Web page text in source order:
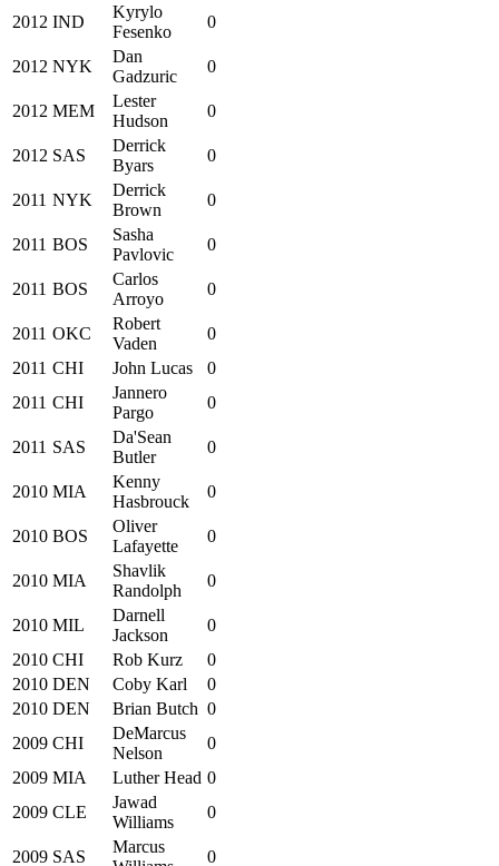
2012 IND
Kyrylo
Fesenko
0
2012 NYK
Dan
Gadzuric
0
2012 MEM
Lester
Hudson
0
2012 SAS
Derrick
Byars
0
2011 NYK
Derrick
Brown
0
2011 BOS
Sasha
Pavlovic
0
2011 BOS
Carlos
Arroyo
0
2011 OKC
Robert
Vaden
0
2011 CHI John Lucas
0
2011 CHI
Jannero
Pargo
0
2011 SAS
Da'Sean
Butler
0
2010 MIA
Kenny
Hasbrouck
0
2010 BOS
Oliver
Lafayette
0
2010 MIA
Shavlik
Randolph
0
2010 MIL
Darnell
Jackson
0
2010 CHI Rob Kurz
0
2010 DEN Coby Karl
0
2010 DEN Brian Butch 0
2009 CHI
DeMarcus
Nelson
0
2009 MIA Luther Head 0
2009 CLE
Jawad
Williams
0
2009 SAS
Marcus
0